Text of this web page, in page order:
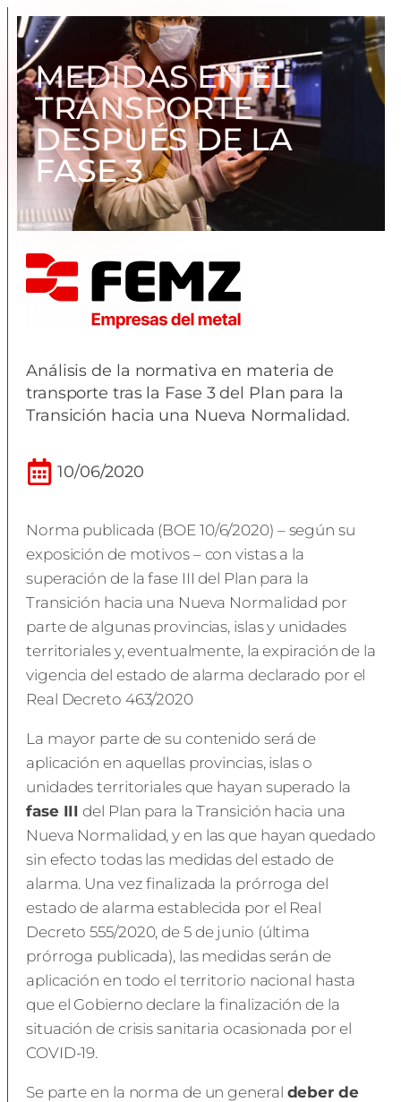
MEDIDAS EN EL
TRANSPORTE
DESPUÉS DE LA
FASE 3
Análisis de la normativa en materia de
transporte tras la Fase 3 del Plan para la
Transición hacia una Nueva Normalidad.
10/06/2020
Norma publicada (BOE 10/6/2020) – según su
exposición de motivos – con vistas a la
superación de la fase III del Plan para la
Transición hacia una Nueva Normalidad por
parte de algunas provincias, islas y unidades
territoriales y, eventualmente, la expiración de la
vigencia del estado de alarma declarado por el
Real Decreto 463/2020
La mayor parte de su contenido será de
aplicación en aquellas provincias, islas o
unidades territoriales que hayan superado la
fase III del Plan para la Transición hacia una
Nueva Normalidad, y en las que hayan quedado
sin efecto todas las medidas del estado de
alarma. Una vez finalizada la prórroga del
estado de alarma establecida por el Real
Decreto 555/2020, de 5 de junio (última
prórroga publicada), las medidas serán de
aplicación en todo el territorio nacional hasta
que el Gobierno declare la finalización de la
situación de crisis sanitaria ocasionada por el
COVID-19.
Se parte en la norma de un general deber de